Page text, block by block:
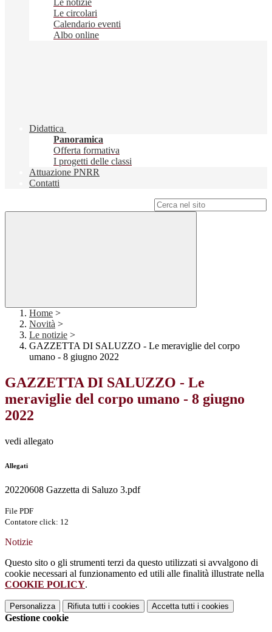
Le notizie
Le circolari
Calendario eventi
Albo online
Didattica
Panoramica
Offerta formativa
I progetti delle classi
Attuazione PNRR
Contatti
Home >
Novità >
Le notizie >
GAZZETTA DI SALUZZO - Le meraviglie del corpo
umano - 8 giugno 2022
GAZZETTA DI SALUZZO - Le
meraviglie del corpo umano - 8 giugno
2022
vedi allegato
Allegati
20220608 Gazzetta di Saluzo 3.pdf
File PDF
Contatore click: 12
Notizie
Questo sito o gli strumenti terzi da questo utilizzati si avvalgono di
cookie necessari al funzionamento ed utili alle finalità illustrate nella
COOKIE POLICY.
Personalizza Rifiuta tutti i cookies Accetta tutti i cookies
Gestione cookie